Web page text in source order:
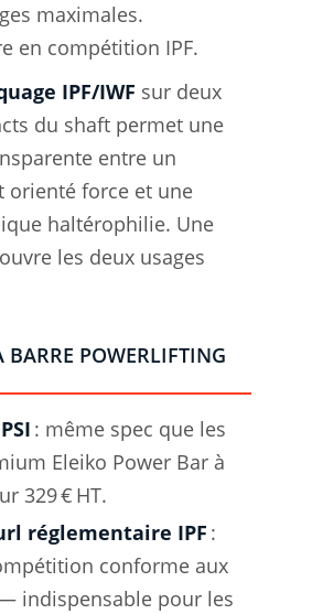
maximales.
en compétition IPF.
IPF/IWF sur deux
du shaft permet une
entre un
orienté force et une
haltérophilie. Une
les deux usages
BARRE POWERLIFTING
: même spec que les
Eleiko Power Bar à
329 € HT.
réglementaire IPF :
conforme aux
indispensable pour les